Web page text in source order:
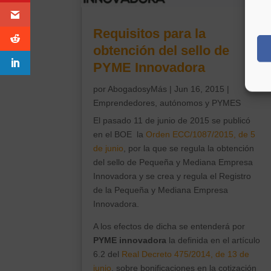
Requisitos para la
obtención del sello de
PYME Innovadora
porAbogadosyMás |Jun 16, 2015 |
Emprendedores, autónomos y PYMES
El pasado 11 de junio de 2015 se publicó
en el BOE la Orden ECC/1087/2015, de 5
de junio, por la que se regula la obtención
del sello de Pequeña y Mediana Empresa
Innovadora y se crea y regula el Registro
de la Pequeña y Mediana Empresa
Innovadora.
A los efectos de dicha se entenderá por
PYME innovadora la definida en el artículo
6.2 del Real Decreto 475/2014, de 13 de
junio, sobre bonificaciones en la cotización